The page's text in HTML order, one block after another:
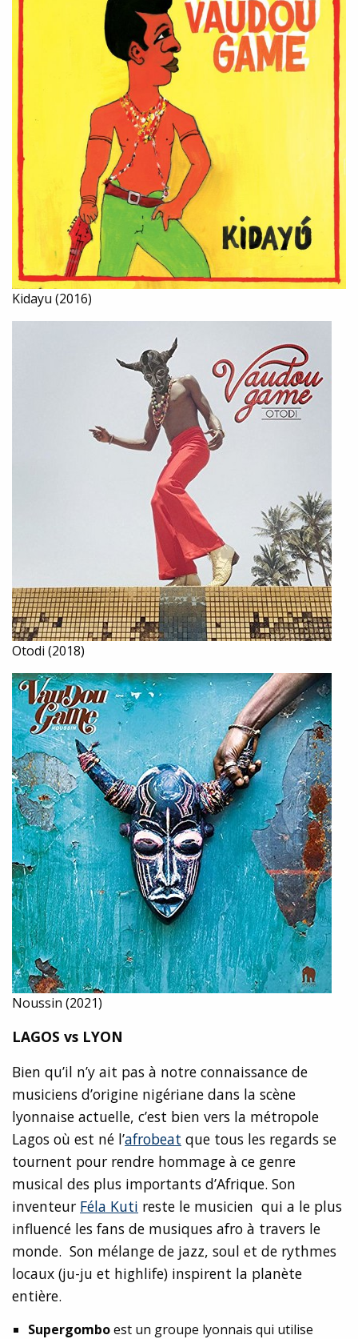
Kidayu (2016)
Otodi (2018)
Noussin (2021)
LAGOS vs LYON
Bien qu’il n’y ait pas à notre connaissance de
musiciens d’origine nigériane dans la scène
lyonnaise actuelle, c’est bien vers la métropole
Lagos où est né l’afrobeat que tous les regards se
tournent pour rendre hommage à ce genre
musical des plus importants d’Afrique. Son
inventeur Féla Kuti reste le musicien qui a le plus
influencé les fans de musiques afro à travers le
monde. Son mélange de jazz, soul et de rythmes
locaux (ju-ju et highlife) inspirent la planète
entière.
Supergomboest un groupe lyonnais qui utilise